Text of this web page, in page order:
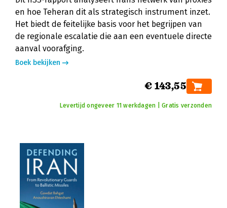
en hoe Teheran dit als strategisch instrument inzet.
Het biedt de feitelijke basis voor het begrijpen van
de regionale escalatie die aan een eventuele directe
aanval voorafging.
Boek bekijken
€ 143,55
Levertijd ongeveer 11 werkdagen | Gratis verzonden